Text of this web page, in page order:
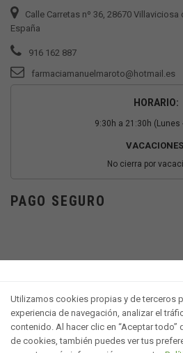
Calle Carretas nº 36, 28670
España
916 162 887
farmaciamanuelmaroto@hotmail.es
HORARIO:
9:30h a 21:30h (Lunes
No cierra por
PAGO SEGURO
Utilizamos cookies propias y de terceros
experiencia de navegación, analizar el
contenido. Al hacer clic en “Aceptar todo”
de cookies, también puedes ver tus